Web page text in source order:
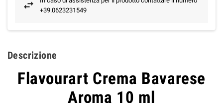
+39.0623231549
Descrizione
Flavourart Crema Bavarese
Aroma 10 ml